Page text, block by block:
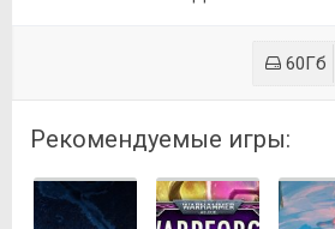
60Гб
Рекомендуемые игры: